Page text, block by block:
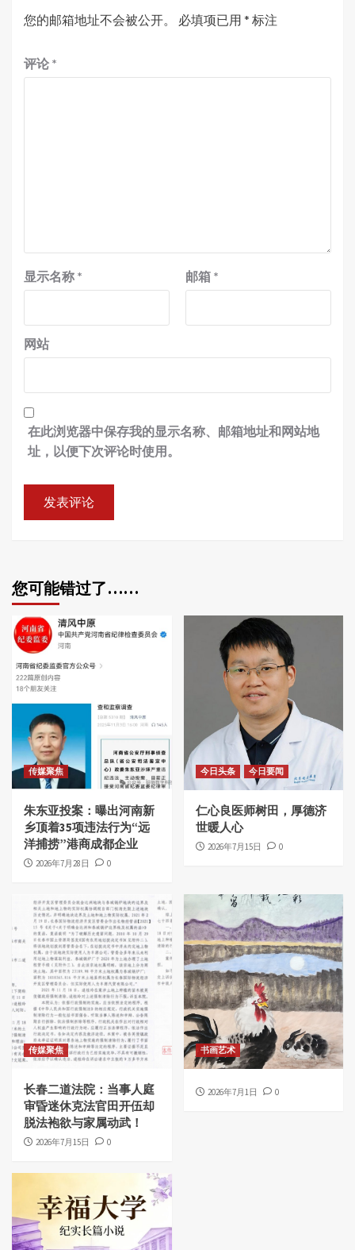
您的邮箱地址不会被公开。 必填项已用 * 标注
评论 *
显示名称 * 邮箱 *
网站
在此浏览器中保存我的显示名称、邮箱地址和网站地
址，以便下次评论时使用。
您可能错过了……
传媒聚焦
朱东亚投案：曝出河南新
乡顶着35项违法行为“远
洋捕捞”港商成都企业
2026年7月28日 0
今日头条 今日要闻
仁心良医师树田，厚德济
世暖人心
2026年7月15日 0
传媒聚焦
长春二道法院：当事人庭
审昏迷休克法官田开伍却
脱法袍欲与家属动武！
2026年7月15日 0
书画艺术
2026年7月1日 0